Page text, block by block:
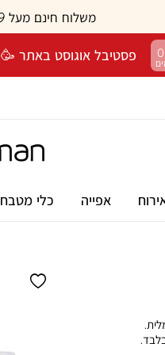
משלוח חינם מעל 249 ₪ | החזרות חינם בסניפים
פסטיבל אוגוסט באתר 🥳 50% הנחה + אקסטרה 25% על היתרה! 🎉
אפייה כלי מטבח